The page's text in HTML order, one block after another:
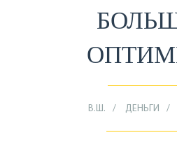
В.Ш. ДЕНЬГИ